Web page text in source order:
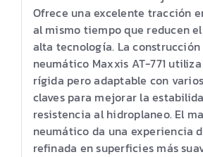
Ofrece una excelente tracción
al mismo tiempo que reducen
alta tecnología. La
neumático Maxxis AT-771
rígida pero adaptable con
claves para mejorar la
resistencia al hidroplaneo. El
neumático da una experiencia
refinada en superficies más